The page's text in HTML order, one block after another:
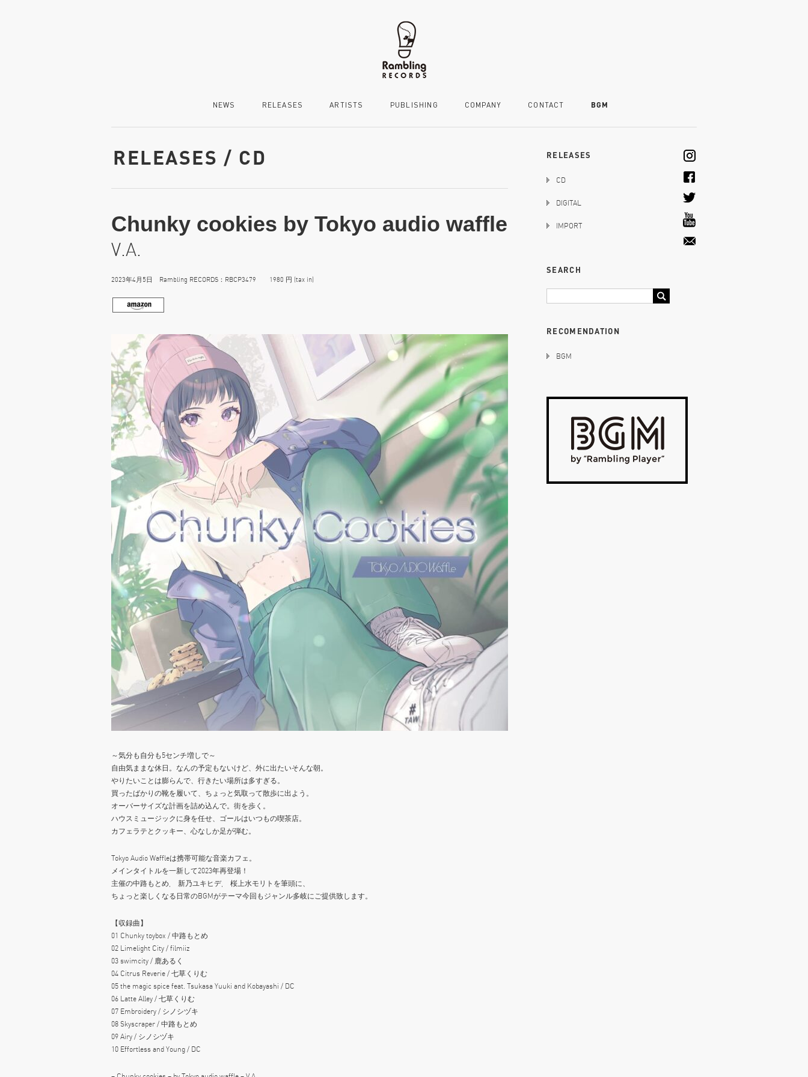
NEWS RELEASES ARTISTS PUBLISHING COMPANY CONTACT BGM
RELEASES / CD
Chunky cookies by Tokyo audio waffle
V.A.
2023年4月5日 Rambling RECORDS：RBCP3479 1980 円 (tax in)
～気分も自分も5センチ増しで～
自由気ままな休日。なんの予定もないけど、外に出たいそんな朝。
やりたいことは膨らんで、行きたい場所は多すぎる。
買ったばかりの靴を履いて、ちょっと気取って散歩に出よう。
オーバーサイズな計画を詰め込んで。街を歩く。
ハウスミュージックに身を任せ、ゴールはいつもの喫茶店。
カフェラテとクッキー、心なしか足が弾む。
Tokyo Audio Waffleは携帯可能な音楽カフェ。
メインタイトルを一新して2023年再登場！
主催の中路もとめ, 新乃ユキヒデ, 桜上水モリトを筆頭に、
ちょっと楽しくなる日常のBGMがテーマ今回もジャンル多岐にご提供致します。
【収録曲】
01 Chunky toybox / 中路もとめ
02 Limelight City / filmiiz
03 swimcity / 鹿あるく
04 Citrus Reverie / 七草くりむ
05 the magic spice feat. Tsukasa Yuuki and Kobayashi / DC
06 Latte Alley / 七草くりむ
07 Embroidery / シノシヅキ
08 Skyscraper / 中路もとめ
09 Airy / シノシヅキ
10 Effortless and Young / DC
RELEASES
CD
DIGITAL
IMPORT
SEARCH
RECOMENDATION
BGM